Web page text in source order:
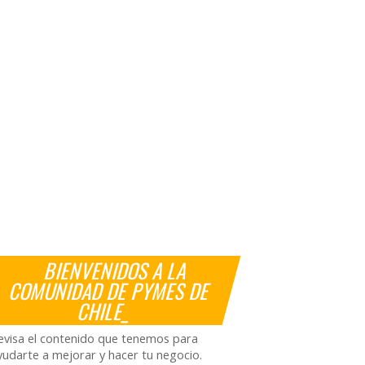
BIENVENIDOS A LA
COMUNIDAD DE PYMES DE
CHILE_
el contenido que tenemos para
a mejorar y hacer tu negocio.